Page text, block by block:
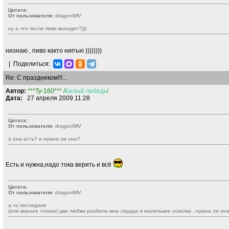
Цитата:
От пользователя: dragonIMV
ну а что после пиво выходит?)))
низнаю , пиво както нипъю ))))))))
Поделиться:
Re: С празднеком!!!...
Автор: ***Ty-160*** /Белый лебедь/
Дата: 27 апреля 2009 11:28
Цитата:
От пользователя: dragonIMV
а она есть? и нужна ли она?
Есть и нужна,надо тока верить и всё
Цитата:
От пользователя: dragonIMV
а то последние
(или вернее только) две любви разбили мне сердце в маленькие осколки...нужна ли